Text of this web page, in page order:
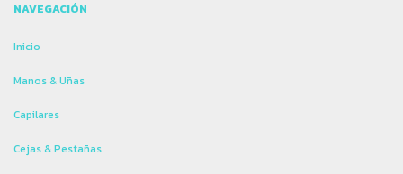
NAVEGACIÓN
Inicio
Manos & Uñas
Capilares
Cejas & Pestañas